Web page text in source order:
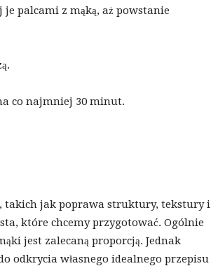
palcami z mąką, aż powstanie
co najmniej 30 minut.
takich jak poprawa struktury, tekstury i
które chcemy przygotować. Ogólnie
jest zalecaną proporcją. Jednak
odkrycia własnego idealnego przepisu